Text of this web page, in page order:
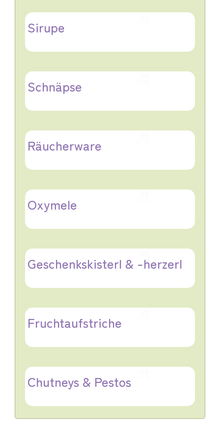
Sirupe
Schnäpse
Räucherware
Oxymele
Geschenkskisterl & -herzerl
Fruchtaufstriche
Chutneys & Pestos